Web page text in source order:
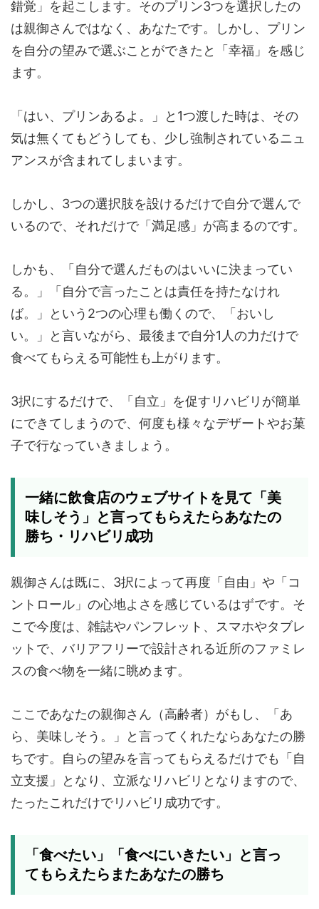
錯覚」を起こします。そのプリン3つを選択したの
は親御さんではなく、あなたです。しかし、プリン
を自分の望みで選ぶことができたと「幸福」を感じ
ます。
「はい、プリンあるよ。」と1つ渡した時は、その
気は無くてもどうしても、少し強制されているニュ
アンスが含まれてしまいます。
しかし、3つの選択肢を設けるだけで自分で選んで
いるので、それだけで「満足感」が高まるのです。
しかも、「自分で選んだものはいいに決まってい
る。」「自分で言ったことは責任を持たなけれ
ば。」という2つの心理も働くので、「おいし
い。」と言いながら、最後まで自分1人の力だけで
食べてもらえる可能性も上がります。
3択にするだけで、「自立」を促すリハビリが簡単
にできてしまうので、何度も様々なデザートやお菓
子で行なっていきましょう。
一緒に飲食店のウェブサイトを見て「美
味しそう」と言ってもらえたらあなたの
勝ち・リハビリ成功
親御さんは既に、3択によって再度「自由」や「コ
ントロール」の心地よさを感じているはずです。そ
こで今度は、雑誌やパンフレット、スマホやタブレ
ットで、バリアフリーで設計される近所のファミレ
スの食べ物を一緒に眺めます。
ここであなたの親御さん（高齢者）がもし、「あ
ら、美味しそう。」と言ってくれたならあなたの勝
ちです。自らの望みを言ってもらえるだけでも「自
立支援」となり、立派なリハビリとなりますので、
たったこれだけでリハビリ成功です。
「食べたい」「食べにいきたい」と言っ
てもらえたらまたあなたの勝ち